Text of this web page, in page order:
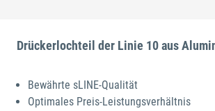
Drückerlochteil der Linie 10 aus
Bewährte sLINE-Qualität
Optimales Preis-Leistungsverhältnis